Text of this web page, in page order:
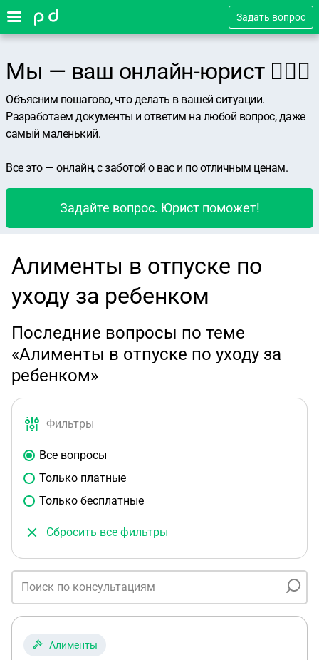
Задать вопрос
Мы — ваш онлайн-юрист 👨🏻‍⚖️
Объясним пошагово, что делать в вашей ситуации.
Разработаем документы и ответим на любой вопрос, даже
самый маленький.
Все это — онлайн, с заботой о вас и по отличным ценам.
Задайте вопрос. Юрист поможет!
Алименты в отпуске по
уходу за ребенком
Последние вопросы по теме
«Алименты в отпуске по уходу за
ребенком»
Фильтры
Все вопросы
Только платные
Только бесплатные
Сбросить все фильтры
Алименты